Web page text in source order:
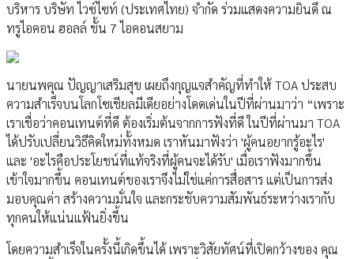
บริหาร บริษัท ไวซ์ไซท์ (ประเทศไทย) จำกัด ร่วมแสดงความยินดี ณ
ทรูไอคอน ฮอลล์ ชั้น 7 ไอคอนสยาม
นายนพคุณ ปัญญาเสริมสุข เผยถึงกุญแจสำคัญที่ทำให้ TOA ประสบ
ความสำเร็จบนโลกโซเชียลมีเดียอย่างโดดเด่นในปีที่ผ่านมาว่า “เพราะ
เราเชื่อว่าคอนเทนต์ที่ดี ต้องเริ่มต้นจากการฟังที่ดี ในปีที่ผ่านมา TOA
ได้ปรับเปลี่ยนวิธีคิดใหม่ทั้งหมด เราหันมาฟังว่า 'ผู้คนอยากรู้อะไร'
และ 'อะไรคือประโยชน์ที่แท้จริงที่ผู้คนจะได้รับ' เมื่อเราฟังมากขึ้น
เข้าใจมากขึ้น คอนเทนต์ของเราจึงไม่ใช่แค่การสื่อสาร แต่เป็นการส่ง
มอบคุณค่า สร้างความมั่นใจ และกระชับความสัมพันธ์ระหว่างเรากับ
ทุกคนให้แน่นแฟ้นยิ่งขึ้น
โดยความสำเร็จในครั้งนี้เกิดขึ้นได้ เพราะวิสัยทัศน์ที่เปิดกว้างของ คุณ